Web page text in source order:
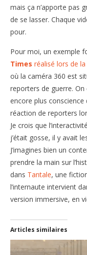
mais ça n’apporte pas
de se lasser. Chaque
pour.
Pour moi, un exemple
Times réalisé lors de
où la caméra 360 est
reporters de guerre.
encore plus
réaction de reporters
Je crois que
j’était gosse, il y avait
J’imagines bien un
prendre la main sur
dans Tantale, une
l’internaute intervient
version immersive, en
Articles similaires